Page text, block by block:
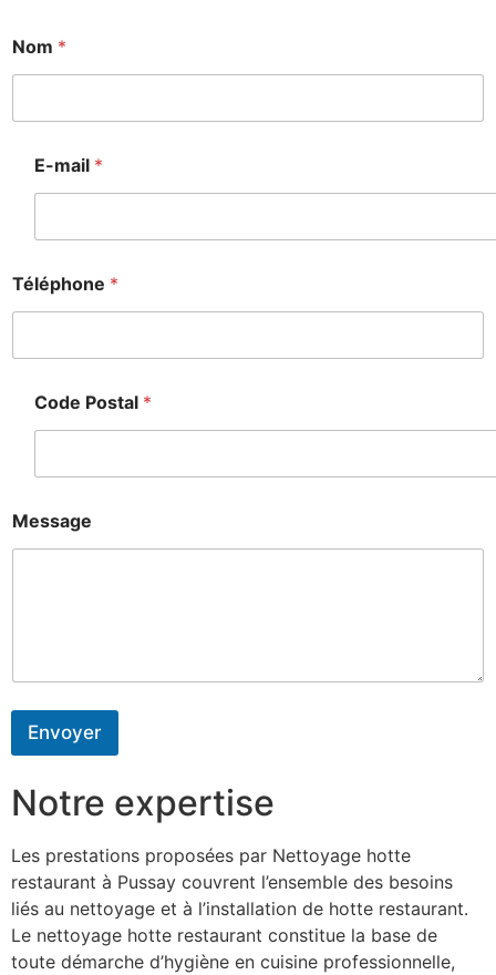
Nom *
l
p
E-mail *
Téléphone *
Code Postal *
Message
Envoyer
Notre expertise
Les prestations proposées par Nettoyage hotte
restaurant à Pussay couvrent l’ensemble des besoins
liés au nettoyage et à l’installation de hotte restaurant.
Le nettoyage hotte restaurant constitue la base de
toute démarche d’hygiène en cuisine professionnelle,